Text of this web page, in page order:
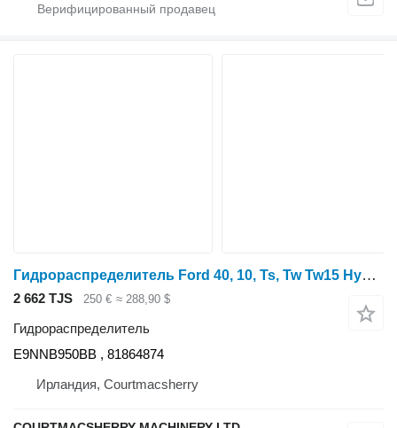
Гидрораспределитель Ford 40, 10, Ts, Tw Tw15 Hydraulic Spool Valve Body Double E9nnb950bb E9NNB950BB для трактора колесного Ford 40, 10, Ts, Tw Tw15
2 662 TJS 250 € ≈ 288,90 $
Гидрораспределитель
E9NNB950BB , 81864874
Ирландия, Courtmacsherry